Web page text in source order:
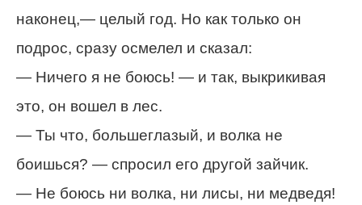
наконец,— целый год. Но как только он
подрос, сразу осмелел и сказал:
— Ничего я не боюсь! — и так, выкрикивая
это, он вошел в лес.
— Ты что, большеглазый, и волка не
боишься? — спросил его другой зайчик.
— Не боюсь ни волка, ни лисы, ни медведя!